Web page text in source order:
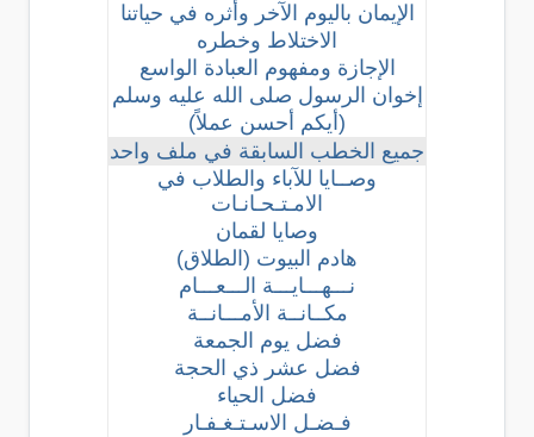
الإيمان باليوم الآخر وأثره في حياتنا
الاختلاط وخطره
الإجازة ومفهوم العبادة الواسع
إخوان الرسول صلى الله عليه وسلم
(أيكم أحسن عملاً)
جميع الخطب السابقة في ملف واحد
وصــايا للآباء والطلاب في
الامـتـحـانـات
وصايا لقمان
هادم البيوت (الطلاق)
نـــهـــايـــة الـــعـــام
مكــانــة الأمـــانــة
فضل يوم الجمعة
فضل عشر ذي الحجة
فضل الحياء
فـضـل الاسـتـغـفـار